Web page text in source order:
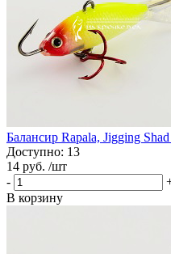
Балансир Rapala, Jigging
Доступно: 13
14 руб. /шт
-
В корзину